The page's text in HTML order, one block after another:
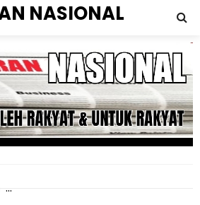
NASIONAL